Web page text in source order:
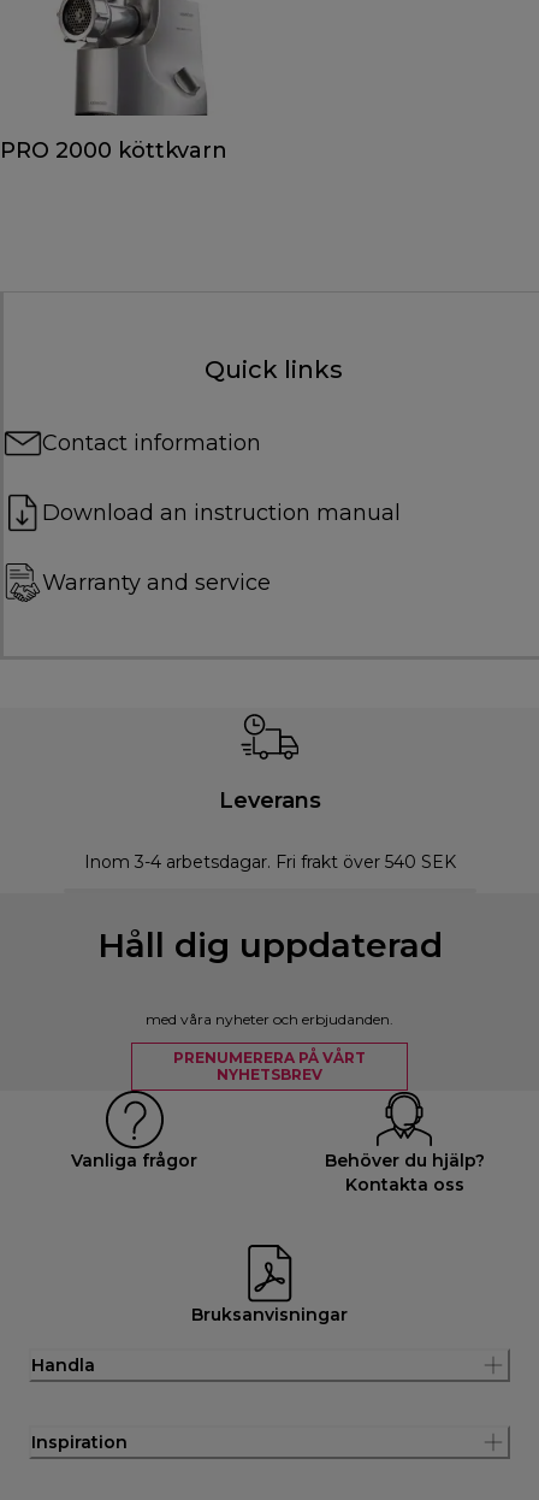
PRO 2000 köttkvarn
Quick links
Contact information
Download an instruction manual
Warranty and service
Leverans
Inom 3-4 arbetsdagar. Fri frakt över 540 SEK
Håll dig uppdaterad
med våra nyheter och erbjudanden.
PRENUMERERA PÅ VÅRT
NYHETSBREV
Vanliga frågor
Behöver du hjälp?
Kontakta oss
Bruksanvisningar
Handla
Inspiration